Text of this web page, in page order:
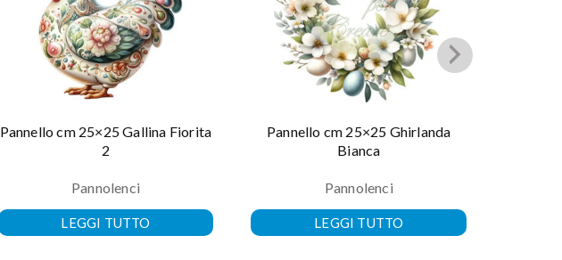
Pannello cm 25×25 Gallina Fiorita
2
Pannolenci
LEGGI TUTTO
Pannello cm 25×25 Ghirlanda
Bianca
Pannolenci
LEGGI TUTTO